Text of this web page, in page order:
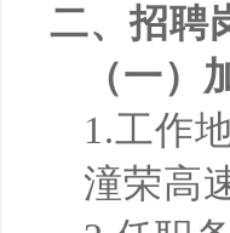
二、招聘
（一）
1.工作
潼荣高